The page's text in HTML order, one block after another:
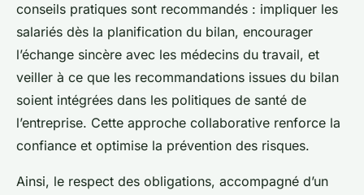
conseils pratiques sont recommandés : impliquer les
salariés dès la planification du bilan, encourager
l’échange sincère avec les médecins du travail, et
veiller à ce que les recommandations issues du bilan
soient intégrées dans les politiques de santé de
l’entreprise. Cette approche collaborative renforce la
confiance et optimise la prévention des risques.
Ainsi, le respect des obligations, accompagné d’un